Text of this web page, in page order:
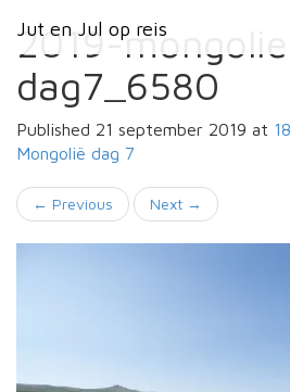
Jut en Jul op reis
Primary
Menu
Jut en Jul op reis
2019-mongolie-
dag7_6580
Published 21 september 2019 at
Mongolië dag 7
← Previous Next →